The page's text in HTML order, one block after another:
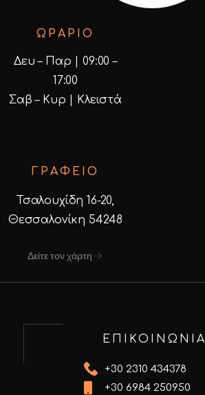
ΩΡΑΡΙΟ
Δευ – Παρ | 09:00 –
17:00
Σαβ – Κυρ | Κλειστά
ΓΡΑΦΕΙΟ
Τσαλουχίδη 16-20,
Θεσσαλονίκη 54248
Δείτε τον χάρτη
ΕΠΙΚΟΙΝΩΝΙΑ
+30 2310 434378
+30 6984 250950